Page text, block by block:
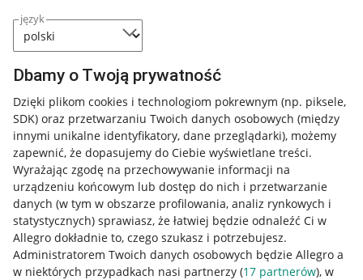
język
Dbamy o Twoją prywatność
Dzięki plikom cookies i technologiom pokrewnym (np. piksele,
SDK) oraz przetwarzaniu Twoich danych osobowych (między
innymi unikalne identyfikatory, dane przeglądarki), możemy
zapewnić, że dopasujemy do Ciebie wyświetlane treści.
Wyrażając zgodę na przechowywanie informacji na
urządzeniu końcowym lub dostęp do nich i przetwarzanie
danych (w tym w obszarze profilowania, analiz rynkowych i
statystycznych) sprawiasz, że łatwiej będzie odnaleźć Ci w
Allegro dokładnie to, czego szukasz i potrzebujesz.
Administratorem Twoich danych osobowych będzie Allegro a
w niektórych przypadkach nasi partnerzy (17 partnerów), w